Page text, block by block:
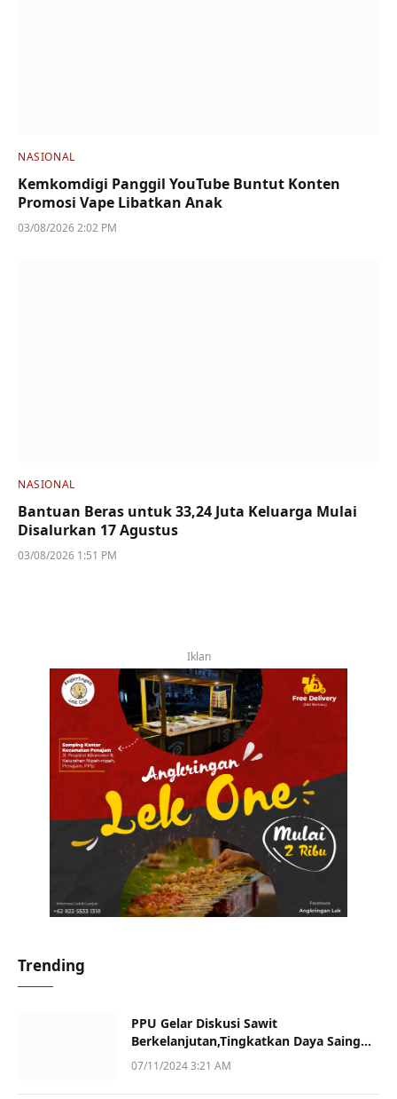
NASIONAL
Kemkomdigi Panggil YouTube Buntut Konten
Promosi Vape Libatkan Anak
03/08/2026 2:02 PM
NASIONAL
Bantuan Beras untuk 33,24 Juta Keluarga Mulai
Disalurkan 17 Agustus
03/08/2026 1:51 PM
Iklan
Trending
PPU Gelar Diskusi Sawit
Berkelanjutan,Tingkatkan Daya Saing
dan Kualitas
07/11/2024 3:21 AM